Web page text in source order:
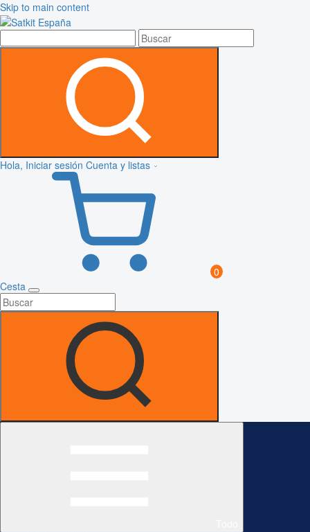
Skip to main content
Hola, Iniciar sesión Cuenta y listas
0
Cesta